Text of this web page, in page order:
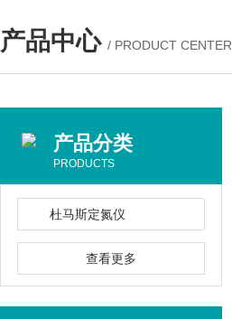
产品中心 / PRODUCT CENTER
产品分类
PRODUCTS
杜马斯定氮仪
查看更多